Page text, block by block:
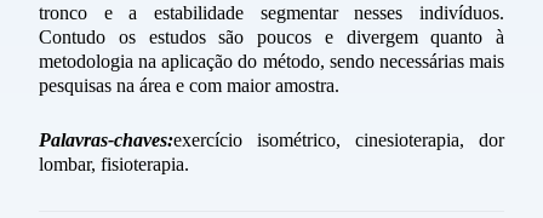
tronco e a estabilidade segmentarnesses indivíduos.
Contudo os estudos são poucos e divergem quanto à
metodologia na aplicação do método, sendo necessárias mais
pesquisas na área e com maior amostra.
Palavras-chaves:exercício isométrico, cinesioterapia, dor
lombar, fisioterapia.